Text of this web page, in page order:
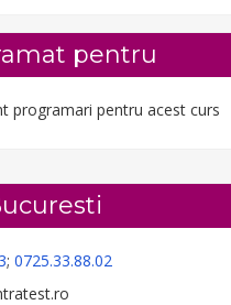
pentru
programari pentru acest curs
; 0725.33.88.02